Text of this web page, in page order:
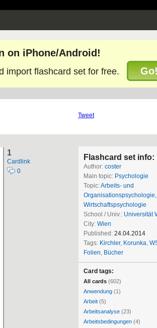
on iPhone/Android!
import flashcard set for free.
Tweet
1
Cardlink
0
Flashcard set info:
Author: coster
Main topic: Psychologie
Topic:Arbeits- und
Organisationspsychologie,
Wirtschaftspsychologie
School / Univ.: Universität
City: Wien
Published: 24.04.2014
Tags: Kirchler, Korunka,
Folien, Bücher
Card tags:
All cards (602)
Anwendung (1)
Arbeit (5)
Arbeitsanalyse (23)
Arbeitsbedingungen (4)